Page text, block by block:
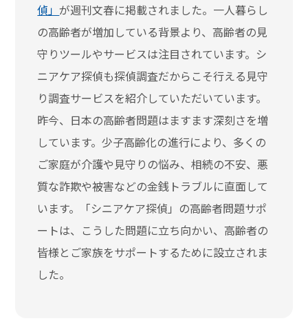
偵」が週刊文春に掲載されました。一人暮らし
の高齢者が増加している背景より、高齢者の見
守りツールやサービスは注目されています。シ
ニアケア探偵も探偵調査だからこそ行える見守
り調査サービスを紹介していただいています。
昨今、日本の高齢者問題はますます深刻さを増
しています。少子高齢化の進行により、多くの
ご家庭が介護や見守りの悩み、相続の不安、悪
質な詐欺や被害などの金銭トラブルに直面して
います。「シニアケア探偵」の高齢者問題サポ
ートは、こうした問題に立ち向かい、高齢者の
皆様とご家族をサポートするために設立されま
した。